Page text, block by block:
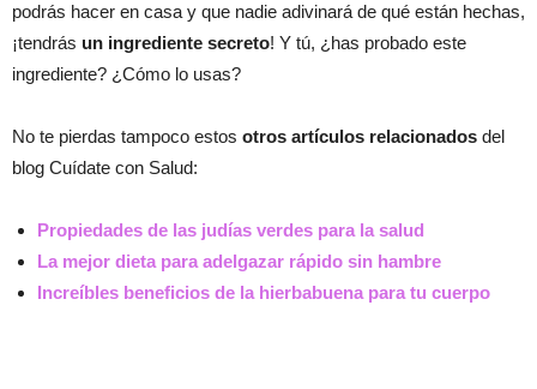
podrás hacer en casa y que nadie adivinará de qué están hechas,
¡tendrás un ingrediente secreto! Y tú, ¿has probado este
ingrediente? ¿Cómo lo usas?
No te pierdas tampoco estos otros artículos relacionados del
blog Cuídate con Salud:
Propiedades de las judías verdes para la salud
La mejor dieta para adelgazar rápido sin hambre
Increíbles beneficios de la hierbabuena para tu cuerpo